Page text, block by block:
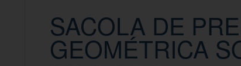
SACOLA DE
GEOMÉTRICA